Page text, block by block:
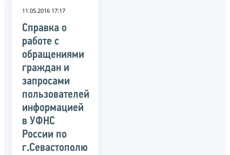
11.05.2016 17:17
Справка о
работе с
обращениями
граждан и
запросами
пользователей
информацией
в УФНС
России по
г.Севастополю